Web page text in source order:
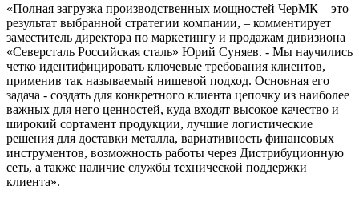
«Полная загрузка производственных мощностей ЧерМК – это
результат выбранной стратегии компании, – комментирует
заместитель директора по маркетингу и продажам дивизиона
«Северсталь Российская сталь» Юрий Суняев. - Мы научились
четко идентифицировать ключевые требования клиентов,
применив так называемый нишевой подход. Основная его
задача - создать для конкретного клиента цепочку из наиболее
важных для него ценностей, куда входят высокое качество и
широкий сортамент продукции, лучшие логистические
решения для доставки металла, вариативность финансовых
инструментов, возможность работы через Дистрибуционную
сеть, а также наличие службы технической поддержки
клиента».